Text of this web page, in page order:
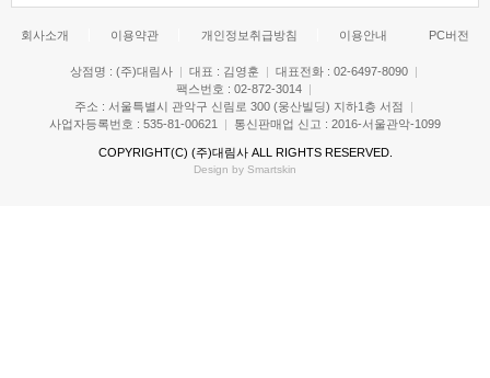
회사소개 이용약관 개인정보취급방침 이용안내 PC버전
상점명 : (주)대림사 | 대표 : 김영훈 | 대표전화 : 02-6497-8090
|
팩스번호 : 02-872-3014
|
주소 : 서울특별시 관악구 신림로 300 (웅산빌딩) 지하1층 서점
|
사업자등록번호 : 535-81-00621
| 통신판매업 신고 : 2016-서울관악-1099
COPYRIGHT(C) (주)대림사ALL RIGHTS RESERVED.